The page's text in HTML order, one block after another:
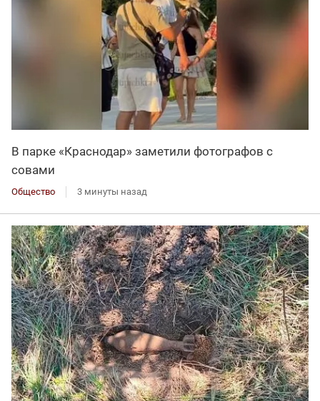
В парке «Краснодар» заметили фотографов с
совами
Общество 3 минуты назад